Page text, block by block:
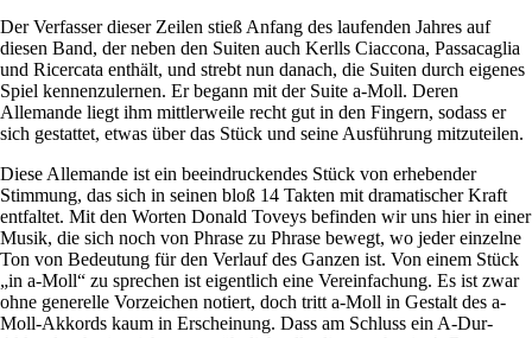
Der Verfasser dieser Zeilen stieß Anfang des laufenden Jahres auf
diesen Band, der neben den Suiten auch Kerlls Ciaccona, Passacaglia
und Ricercata enthält, und strebt nun danach, die Suiten durch eigenes
Spiel kennenzulernen. Er begann mit der Suite a-Moll. Deren
Allemande liegt ihm mittlerweile recht gut in den Fingern, sodass er
sich gestattet, etwas über das Stück und seine Ausführung mitzuteilen.
Diese Allemande ist ein beeindruckendes Stück von erhebender
Stimmung, das sich in seinen bloß 14 Takten mit dramatischer Kraft
entfaltet. Mit den Worten Donald Toveys befinden wir uns hier in einer
Musik, die sich noch von Phrase zu Phrase bewegt, wo jeder einzelne
Ton von Bedeutung für den Verlauf des Ganzen ist. Von einem Stück
„in a-Moll“ zu sprechen ist eigentlich eine Vereinfachung. Es ist zwar
ohne generelle Vorzeichen notiert, doch tritt a-Moll in Gestalt des a-
Moll-Akkords kaum in Erscheinung. Dass am Schluss ein A-Dur-